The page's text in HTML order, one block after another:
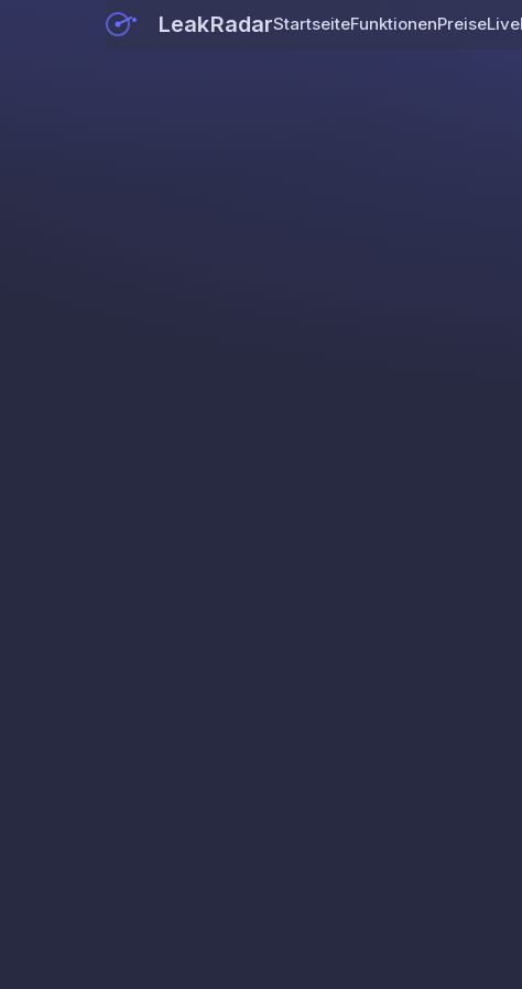
LeakRadarStartseiteFunktionenPreiseLive